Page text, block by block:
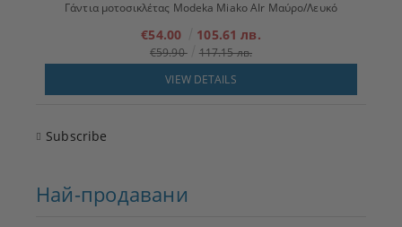
Γάντια μοτοσικλέτας Modeka Miako AIr Μαύρο/Λευκό
€54.00 105.61 лв.
€59.90
117.15 лв.
VIEW DETAILS
Subscribe
Най-продавани